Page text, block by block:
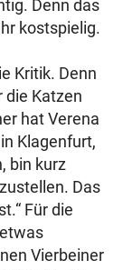
Denn das
kostspielig.
Kritik. Denn
die Katzen
hat Verena
Klagenfurt,
bin kurz
Das
Für die
Vierbeiner